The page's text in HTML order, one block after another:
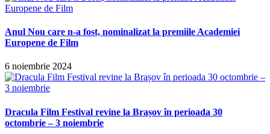
Anul Nou care n-a fost, nominalizat la premiile Academiei
Europene de Film
6 noiembrie 2024
Dracula Film Festival revine la Brașov în perioada 30
octombrie – 3 noiembrie